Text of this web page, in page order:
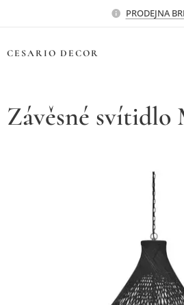
PRODEJNA
CESARIO DECOR
Závěsné svítidlo